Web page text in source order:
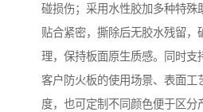
碰损伤；采用水性胶加多种特殊
贴合紧密，撕除后无胶水残留，
理，保持板面原生质感。同时支
客户防火板的使用场景、表面工
度，也可定制不同颜色便于区分